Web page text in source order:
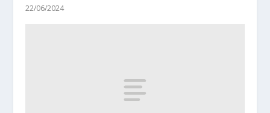
22/06/2024